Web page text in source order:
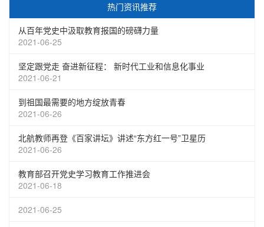
热门资讯推荐
从百年党史中汲取教育报国的磅礴力量
2021-06-25
坚定跟党走 奋进新征程： 新时代工业和信息化事业
2021-06-21
到祖国最需要的地方绽放青春
2021-06-26
北航教师再登《百家讲坛》讲述“东方红一号”卫星历
2021-06-26
教育部召开党史学习教育工作推进会
2021-06-18
2021-06-25